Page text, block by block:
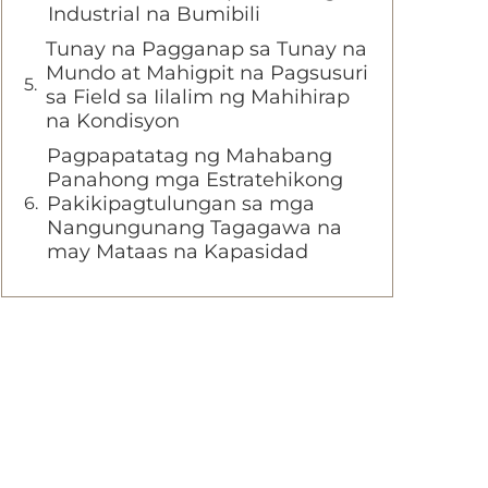
Industrial na Bumibili
Tunay na Pagganap sa Tunay na
Mundo at Mahigpit na Pagsusuri
sa Field sa Iilalim ng Mahihirap
na Kondisyon
Pagpapatatag ng Mahabang
Panahong mga Estratehikong
Pakikipagtulungan sa mga
Nangungunang Tagagawa na
may Mataas na Kapasidad